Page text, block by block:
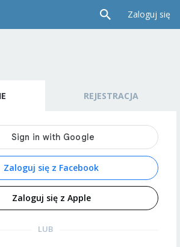
Zaloguj się
REJESTRACJA
Zaloguj się z Facebook
Zaloguj się z Apple
LUB